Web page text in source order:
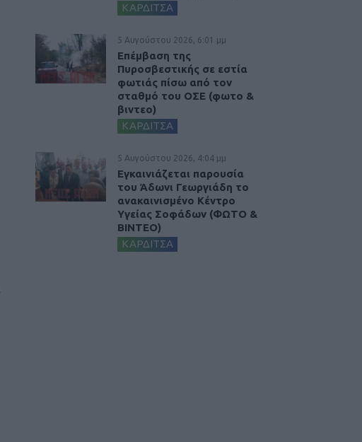
ΚΑΡΔΙΤΣΑ
5 Αυγούστου 2026, 6:01 μμ
Επέμβαση της
Πυροσβεστικής σε εστία
φωτιάς πίσω από τον
σταθμό του ΟΣΕ (φωτο &
βιντεο)
ΚΑΡΔΙΤΣΑ
5 Αυγούστου 2026, 4:04 μμ
Εγκαινιάζεται παρουσία
του Άδωνι Γεωργιάδη το
ανακαινισμένο Κέντρο
Υγείας Σοφάδων (ΦΩΤΟ &
ΒΙΝΤΕΟ)
ΚΑΡΔΙΤΣΑ